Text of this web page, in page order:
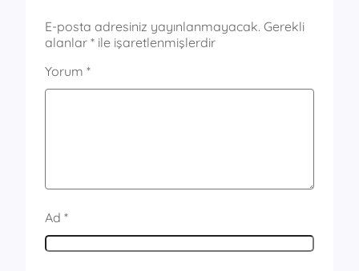
E-posta adresiniz yayınlanmayacak. Gerekli
alanlar * ile işaretlenmişlerdir
Yorum *
Ad *